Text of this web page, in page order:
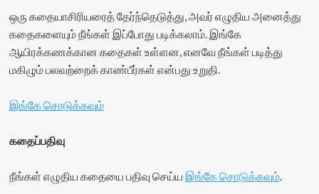
ஒரு கதையாசிரியரைத் தேர்ந்தெடுத்து, அவர் எழுதிய அனைத்து
கதைகளையும் நீங்கள் இப்போது படிக்கலாம். இங்கே
ஆயிரக்கணக்கான கதைகள் உள்ளன, எனவே நீங்கள் படித்து
மகிழும் பலவற்றைக் காண்பீர்கள் என்பது உறுதி.
இங்கே சொடுக்கவும்
கதைப்பதிவு
நீங்கள் எழுதிய கதையை பதிவு செய்ய இங்கே சொடுக்கவும்.